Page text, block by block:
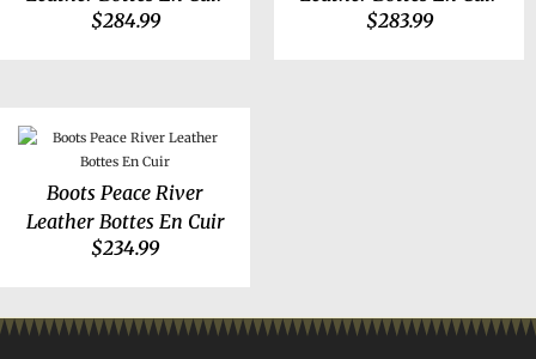
$284.99
$283.99
Boots Peace River
Leather Bottes En Cuir
$234.99